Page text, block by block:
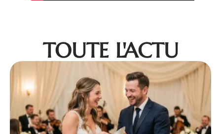
TOUTE L'ACTU